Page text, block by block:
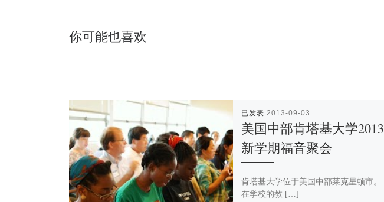
你可能也喜欢
已发表 2013-09-03
美国中部肯塔基大学2013
新学期福音聚会
肯塔基大学位于美国中部莱克星顿市。
在学校的教 […]